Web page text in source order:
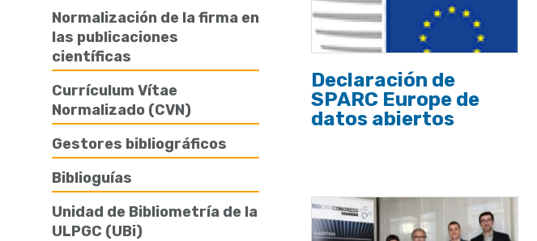
Normalización de la firma en
las publicaciones
científicas
Currículum Vítae
Normalizado (CVN)
Gestores bibliográficos
Biblioguías
Unidad de Bibliometría de la
ULPGC (UBi)
Declaración de
SPARC Europe de
datos abiertos